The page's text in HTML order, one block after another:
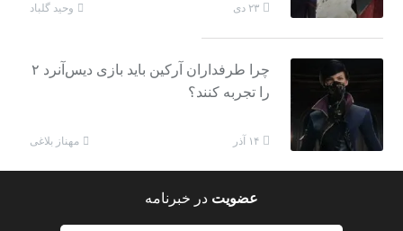
۲۳ دی وحید گلباد
چرا طرفداران آرکین باید بازی دیس‌آنرد ۲
را تجربه کنند؟
۱۴ آذر مهناز بلاغی
عضویت در خبرنامه